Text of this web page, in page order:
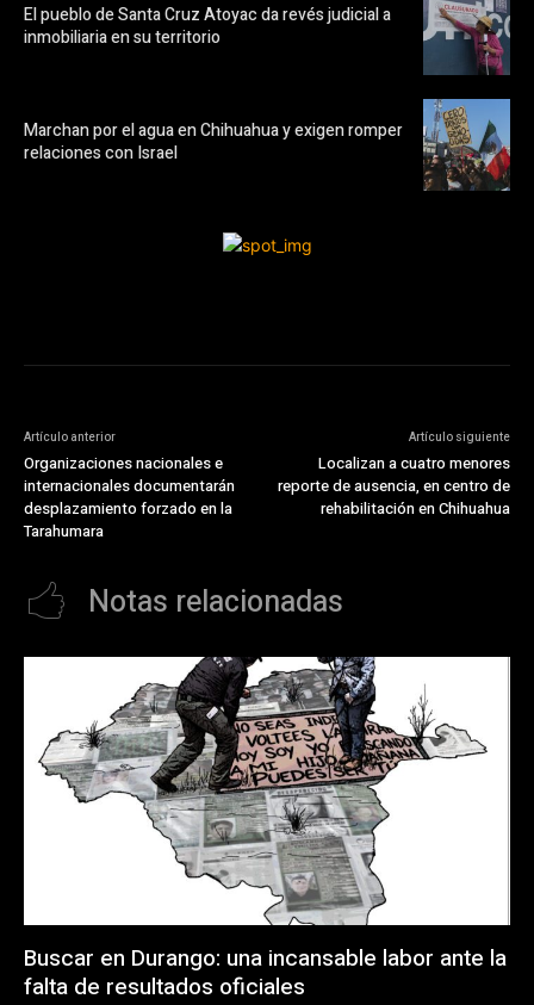
El pueblo de Santa Cruz Atoyac da revés judicial a
inmobiliaria en su territorio
Marchan por el agua en Chihuahua y exigen romper
relaciones con Israel
Artículo anterior
Organizaciones nacionales e
internacionales documentarán
desplazamiento forzado en la
Tarahumara
Artículo siguiente
Localizan a cuatro menores
reporte de ausencia, en centro de
rehabilitación en Chihuahua
Notas relacionadas
Buscar en Durango: una incansable labor ante la
falta de resultados oficiales